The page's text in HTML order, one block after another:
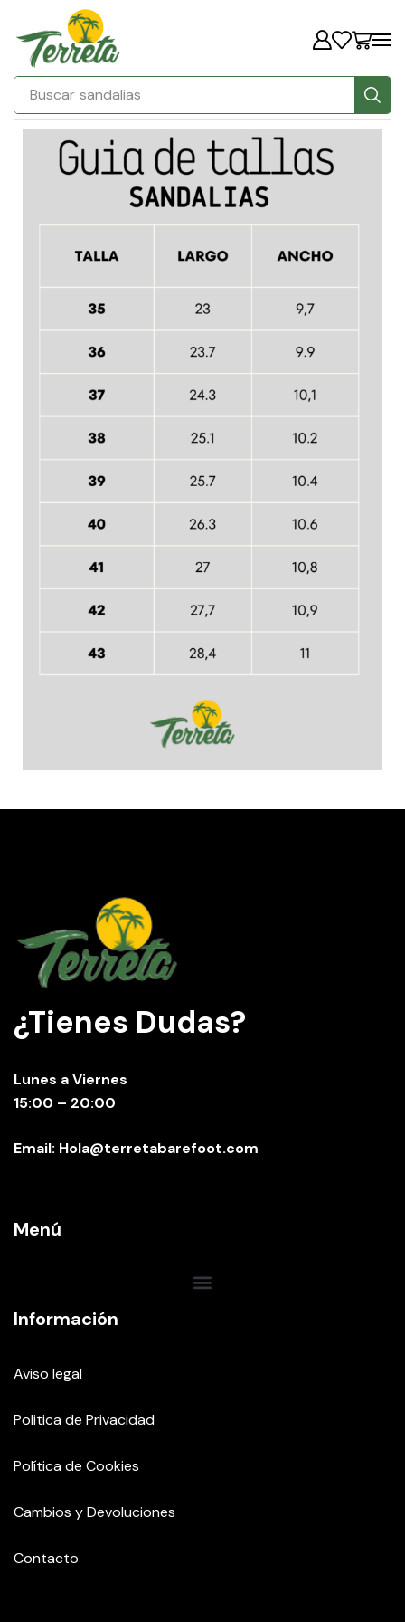
Buscar sandalias
¿Tienes Dudas?
Lunes a Viernes
15:00 – 20:00
Email: Hola@terretabarefoot.com
Menú
Información
Aviso legal
Politica de Privacidad
Política de Cookies
Cambios y Devoluciones
Contacto